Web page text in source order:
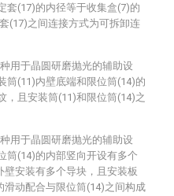
套(17)的内径等于收集盒(7)的
(17)之间连接方式为可拆卸连
用于晶圆研磨抛光的辅助设
筒(11)内壁底端和限位筒(14)的
，且安装筒(11)和限位筒(14)之
用于晶圆研磨抛光的辅助设
筒(14)的内部竖向开设有多个
安装有多个导块，且安装板
滑动配合与限位筒(14)之间构成